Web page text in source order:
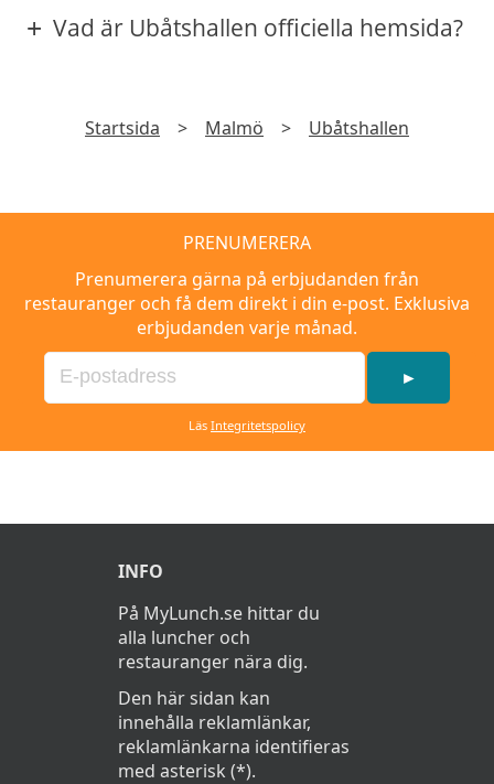
Vad är Ubåtshallen officiella hemsida?
Startsida > Malmö > Ubåtshallen
PRENUMERERA
Prenumerera gärna på erbjudanden från
restauranger och få dem direkt i din e-post. Exklusiva
erbjudanden varje månad.
►
Läs Integritetspolicy
INFO
På MyLunch.se hittar du
alla luncher och
restauranger nära dig.
Den här sidan kan
innehålla reklamlänkar,
reklamlänkarna identifieras
med asterisk (*).